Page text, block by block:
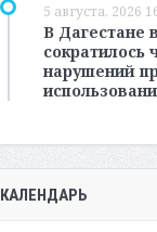
5 августа, 2026
В Дагестане
сократилось
нарушений
КАЛЕНДАРЬ